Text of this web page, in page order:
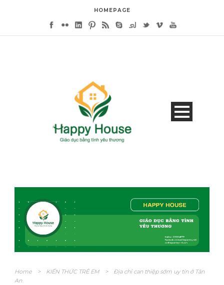
HOMEPAGE
Home > KIẾN THỨC TRẺ EM >
Địa chỉ can thiệp sớm uy tín ở Tân
An